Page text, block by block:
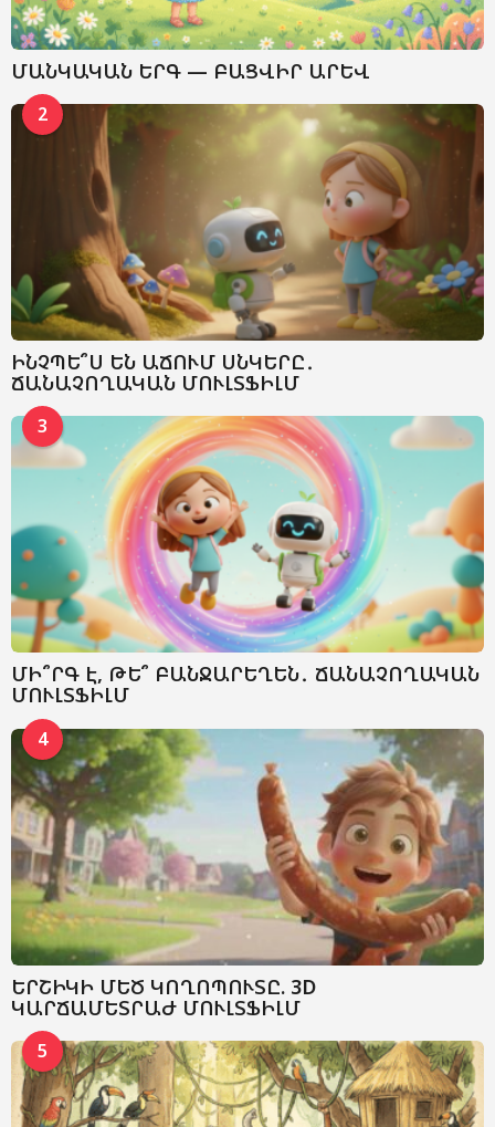
ՄԱՆԿԱԿԱՆ ԵՐԳ — ԲԱՑՎԻՐ ԱՐԵՎ
2
ԻՆՉՊԵ՞Ս ԵՆ ԱՃՈՒՄ ՍՆԿԵՐԸ․
ՃԱՆԱՉՈՂԱԿԱՆ ՄՈՒԼՏՖԻԼՄ
3
ՄԻ՞ՐԳ Է, ԹԵ՞ ԲԱՆՋԱՐԵՂԵՆ․ ՃԱՆԱՉՈՂԱԿԱՆ
ՄՈՒԼՏՖԻԼՄ
4
ԵՐՇԻԿԻ ՄԵԾ ԿՈՂՈՊՈՒՏԸ. 3D
ԿԱՐՃԱՄԵՏՐԱԺ ՄՈՒԼՏՖԻԼՄ
5